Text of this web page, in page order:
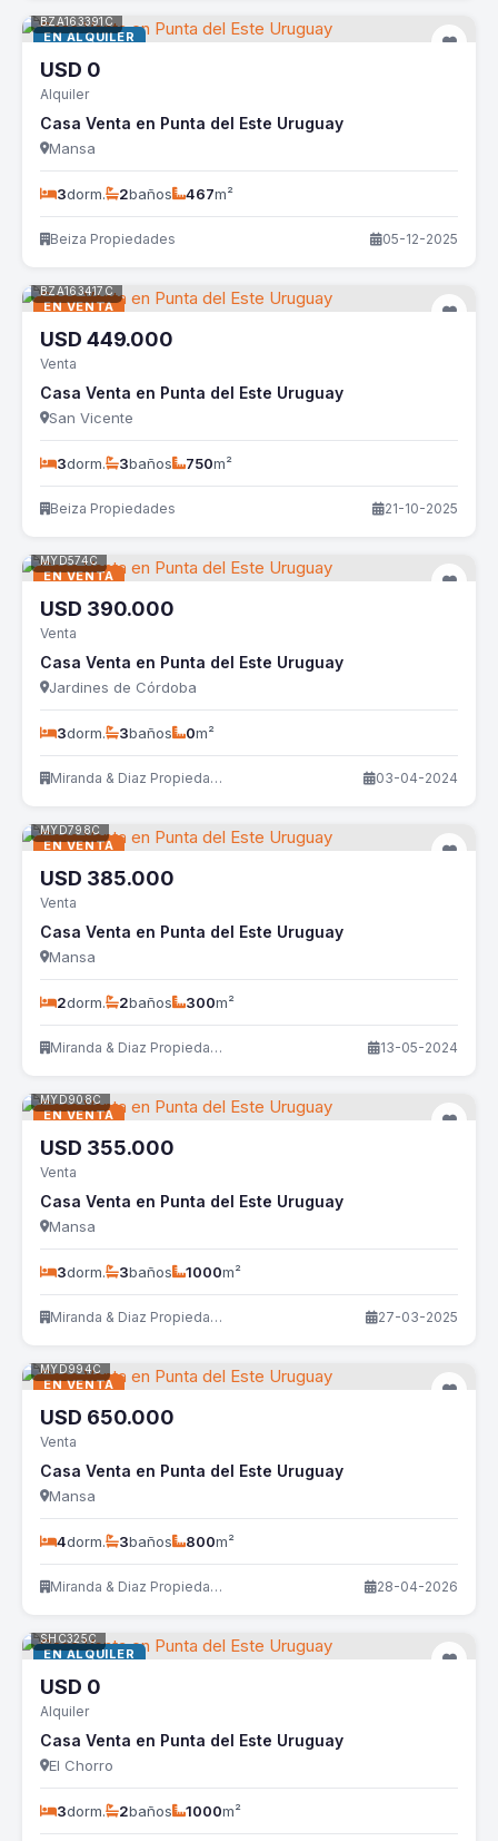
EN ALQUILER
BZA163391C
USD 0
Alquiler
Casa Venta en Punta del Este Uruguay
Mansa
3dorm. 2baños 467m²
Beiza Propiedades 05-12-2025
EN VENTA
BZA163417C
USD 449.000
Venta
Casa Venta en Punta del Este Uruguay
San Vicente
3dorm. 3baños 750m²
Beiza Propiedades 21-10-2025
EN VENTA
MYD574C
USD 390.000
Venta
Casa Venta en Punta del Este Uruguay
Jardines de Córdoba
3dorm. 3baños 0m²
Miranda & Diaz Propiedades 03-04-2024
EN VENTA
MYD798C
USD 385.000
Venta
Casa Venta en Punta del Este Uruguay
Mansa
2dorm. 2baños 300m²
Miranda & Diaz Propiedades 13-05-2024
EN VENTA
MYD908C
USD 355.000
Venta
Casa Venta en Punta del Este Uruguay
Mansa
3dorm. 3baños 1000m²
Miranda & Diaz Propiedades 27-03-2025
EN VENTA
MYD994C
USD 650.000
Venta
Casa Venta en Punta del Este Uruguay
Mansa
4dorm. 3baños 800m²
Miranda & Diaz Propiedades 28-04-2026
EN ALQUILER
SHC325C
USD 0
Alquiler
Casa Venta en Punta del Este Uruguay
El Chorro
3dorm. 2baños 1000m²